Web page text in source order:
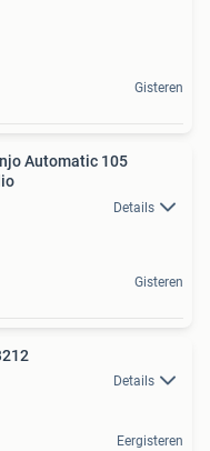
Gisteren
Automatic 105
Details
Gisteren
Details
Eergisteren